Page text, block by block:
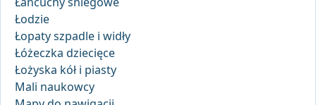
Łodzie
Łopaty szpadle i widły
Łóżeczka dziecięce
Łożyska kół i piasty
Mali naukowcy